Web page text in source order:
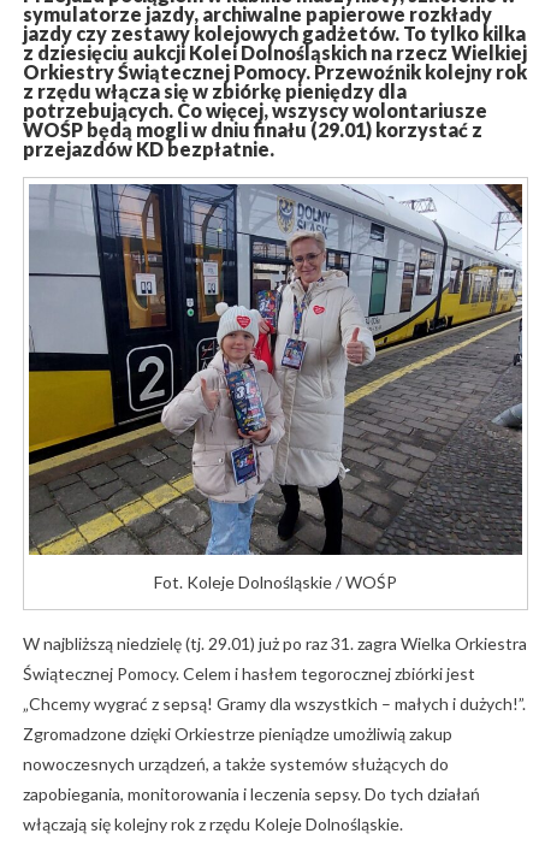
symulatorze jazdy, archiwalne papierowe rozkłady
jazdy czy zestawy kolejowych gadżetów. To tylko kilka
z dziesięciu aukcji Kolei Dolnośląskich na rzecz Wielkiej
Orkiestry Świątecznej Pomocy. Przewoźnik kolejny rok
z rzędu włącza się w zbiórkę pieniędzy dla
potrzebujących. Co więcej, wszyscy wolontariusze
WOŚP będą mogli w dniu finału (29.01) korzystać z
przejazdów KD bezpłatnie.
Fot. Koleje Dolnośląskie / WOŚP
W najbliższą niedzielę (tj. 29.01) już po raz 31. zagra Wielka Orkiestra
Świątecznej Pomocy. Celem i hasłem tegorocznej zbiórki jest
„Chcemy wygrać z sepsą! Gramy dla wszystkich – małych i dużych!”.
Zgromadzone dzięki Orkiestrze pieniądze umożliwią zakup
nowoczesnych urządzeń, a także systemów służących do
zapobiegania, monitorowania i leczenia sepsy. Do tych działań
włączają się kolejny rok z rzędu Koleje Dolnośląskie.